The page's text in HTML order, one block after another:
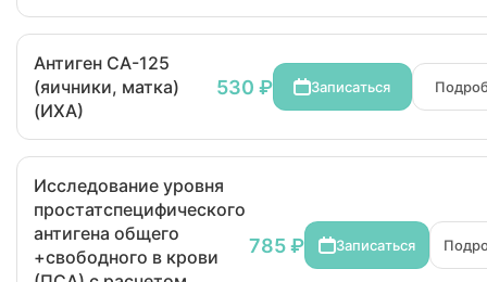
Антиген СА-125
(яичники, матка)
(ИХА)
530 ₽ Записаться
Исследование уровня
простатспецифического
антигена общего
+свободного в крови
785 ₽ Записаться